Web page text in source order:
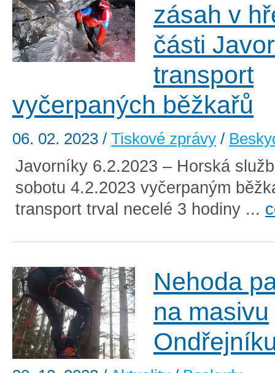
zásah v
části
transport
vyčerpaných běžkařů
06. 02. 2023 / Tiskové zprávy /
Javorníky 6.2.2023 – Horská
sobotu 4.2.2023 vyčerpaným
transport trval necelé 3 hodiny ...
Nehoda
na masivu